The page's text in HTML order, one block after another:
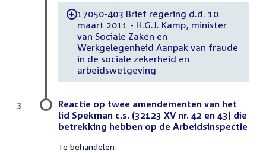
-17050-403 Brief regering d.d. 10
maart 2011 - H.G.J. Kamp, minister
van Sociale Zaken en
Werkgelegenheid Aanpak van fraude
in de sociale zekerheid en
arbeidswetgeving
Reactie op twee amendementen van het
lid Spekman c.s. (32123 XV nr. 42 en 43) die
betrekking hebben op de Arbeidsinspectie
Te behandelen:
3